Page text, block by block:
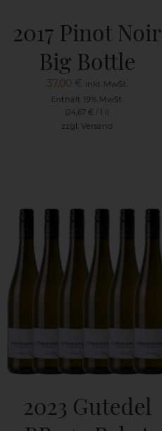
2017 Pinot Noir
Big Bottle
37,00 € inkl. MwSt.
Enthält 19% MwSt.
(24,67 € / 1 l)
zzgl. Versand
2023 Gutedel